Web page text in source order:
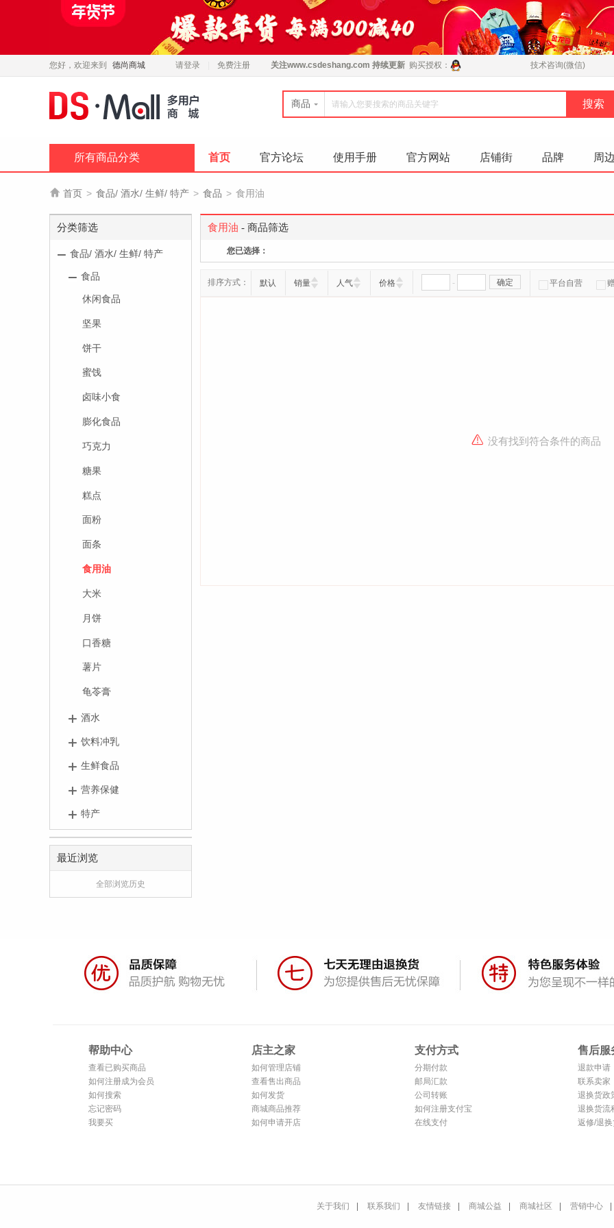
您好，欢迎来到 德尚商城 请登录 免费注册 关注www.csdeshang.com 持续更新 购买授权： 技术咨询(微信)
商品
所有商品分类 首页 官方论坛 使用手册 官方网站 店铺街 品牌 周边
 首页 > 食品/ 酒水/ 生鲜/ 特产 > 食品 > 食用油
分类筛选
食品/ 酒水/ 生鲜/ 特产
食品
休闲食品
坚果
饼干
蜜饯
卤味小食
膨化食品
巧克力
糖果
糕点
面粉
面条
食用油
大米
月饼
口香糖
薯片
龟苓膏
酒水
饮料冲乳
生鲜食品
营养保健
特产
最近浏览
全部浏览历史
食用油 - 商品筛选
您已选择：
排序方式： 默认 销量 人气 价格 - 确定 平台自营
没有找到符合条件的商品
帮助中心
查看已购买商品
如何注册成为会员
如何搜索
忘记密码
我要买
店主之家
如何管理店铺
查看售出商品
如何发货
商城商品推荐
如何申请开店
支付方式
分期付款
邮局汇款
公司转账
如何注册支付宝
在线支付
售后服
退款申请
联系卖家
退换货政
退换货流
返修/退
关于我们 联系我们 友情链接 商城公益 商城社区 营销中心